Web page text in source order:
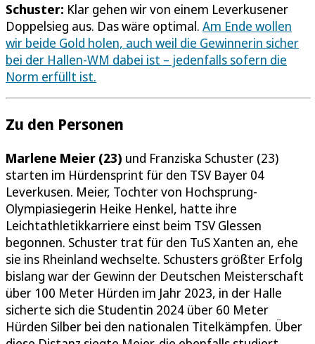
Schuster: Klar gehen wir von einem Leverkusener
Doppelsieg aus. Das wäre optimal. Am Ende wollen
wir beide Gold holen, auch weil die Gewinnerin sicher
bei der Hallen-WM dabei ist – jedenfalls sofern die
Norm erfüllt ist.
Zu den Personen
Marlene Meier (23) und Franziska Schuster (23)
starten im Hürdensprint für den TSV Bayer 04
Leverkusen. Meier, Tochter von Hochsprung-
Olympiasiegerin Heike Henkel, hatte ihre
Leichtathletikkarriere einst beim TSV Glessen
begonnen. Schuster trat für den TuS Xanten an, ehe
sie ins Rheinland wechselte. Schusters größter Erfolg
bislang war der Gewinn der Deutschen Meisterschaft
über 100 Meter Hürden im Jahr 2023, in der Halle
sicherte sich die Studentin 2024 über 60 Meter
Hürden Silber bei den nationalen Titelkämpfen. Über